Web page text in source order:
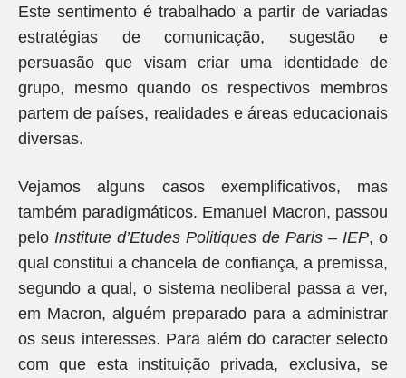
Este sentimento é trabalhado a partir de variadas
estratégias de comunicação, sugestão e
persuasão que visam criar uma identidade de
grupo, mesmo quando os respectivos membros
partem de países, realidades e áreas educacionais
diversas.
Vejamos alguns casos exemplificativos, mas
também paradigmáticos. Emanuel Macron, passou
pelo Institute d’Etudes Politiques de Paris – IEP, o
qual constitui a chancela de confiança, a premissa,
segundo a qual, o sistema neoliberal passa a ver,
em Macron, alguém preparado para a administrar
os seus interesses. Para além do caracter selecto
com que esta instituição privada, exclusiva, se